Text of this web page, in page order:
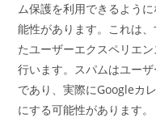
ム保護を利用できるよう
能性があります。これは
たユーザーエクスペリエ
行います。スパムはユー
であり、実際にGoogleカ
にする可能性があります。